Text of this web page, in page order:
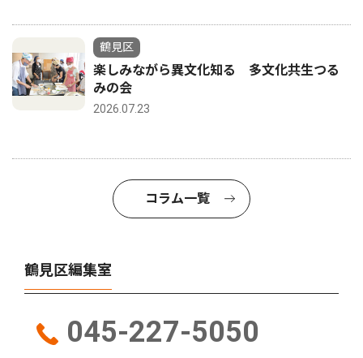
鶴見区
楽しみながら異文化知る 多文化共生つる
みの会
2026.07.23
コラム一覧
鶴見区編集室
045-227-5050